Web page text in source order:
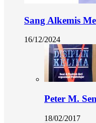
Sang Alkemis
16/12/2024
Peter M.
18/02/2017